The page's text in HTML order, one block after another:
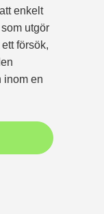
enkelt
utgör
försök,
inom en